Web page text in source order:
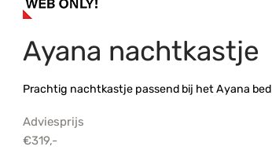
Ayana nachtkastje
Prachtig nachtkastje passend bij het Ayana bed
Adviesprijs
€319,-